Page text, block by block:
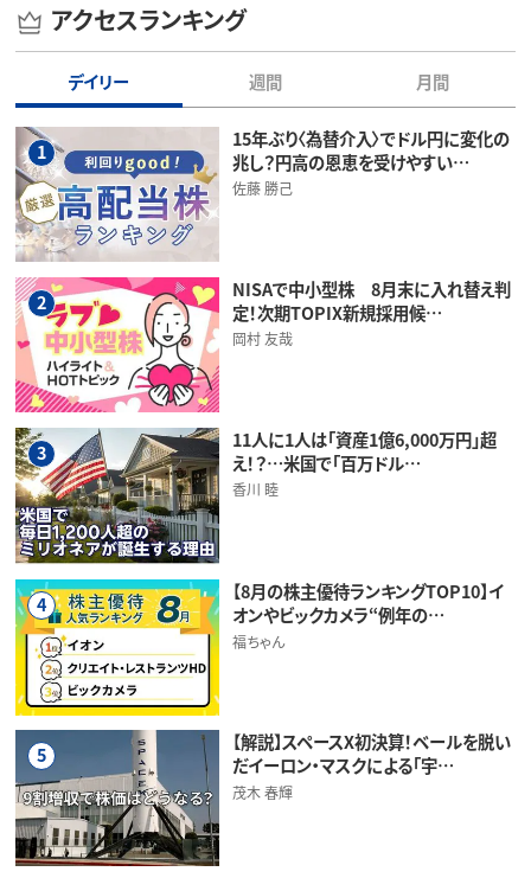
アクセスランキング
デイリー 週間 月間
1
15年ぶり〈為替介入〉でドル円に変化の
兆し？円高の恩恵を受けやすい…
佐藤 勝己
2
NISAで中小型株 8月末に入れ替え判
定！次期TOPIX新規採用候…
岡村 友哉
3
11人に1人は「資産1億6,000万円」超
え！？…米国で「百万ドル…
香川 睦
4
【8月の株主優待ランキングTOP10】イ
オンやビックカメラ“例年の…
福ちゃん
5
【解説】スペースX初決算！ベールを脱い
だイーロン・マスクによる「宇…
茂木 春輝